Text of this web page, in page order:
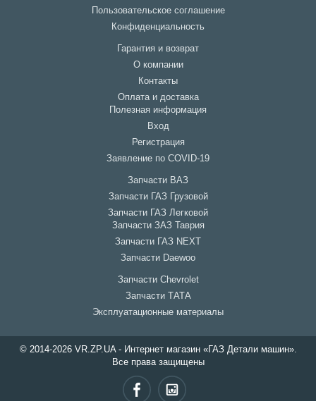
Пользовательское соглашение
Конфиденциальность
Гарантия и возврат
О компании
Контакты
Оплата и доставка
Полезная информация
Вход
Регистрация
Заявление по COVID-19
Запчасти ВАЗ
Запчасти ГАЗ Грузовой
Запчасти ГАЗ Легковой
Запчасти ЗАЗ Таврия
Запчасти ГАЗ NEXT
Запчасти Daewoo
Запчасти Chevrolet
Запчасти ТАТА
Эксплуатационные материалы
© 2014-2026 VR.ZP.UA - Интернет магазин «ГАЗ Детали машин».
Все права защищены